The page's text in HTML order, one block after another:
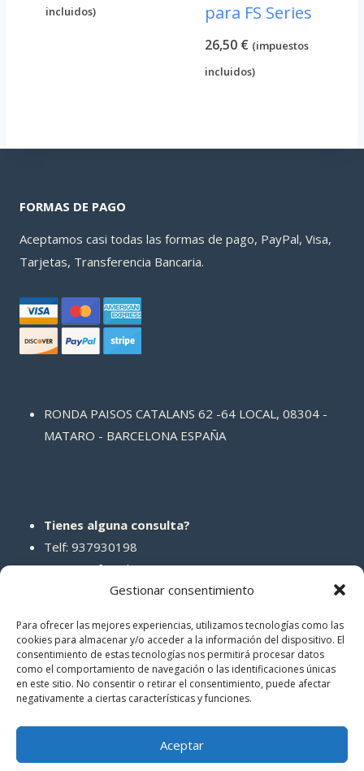
Gestionar consentimiento
Para ofrecer las mejores experiencias, utilizamos tecnologías como las
cookies para almacenar y/o acceder a la información del dispositivo. El
consentimiento de estas tecnologías nos permitirá procesar datos
como el comportamiento de navegación o las identificaciones únicas
en este sitio. No consentir o retirar el consentimiento, puede afectar
negativamente a ciertas características y funciones.
Aceptar
incluidos)
para FS Series
26,50 € (impuestos
incluidos)
FORMAS DE PAGO
Aceptamos casi todas las formas de pago, PayPal, Visa,
Tarjetas, Transferencia Bancaria.
RONDA PAISOS CATALANS 62 -64 LOCAL, 08304 -
MATARO - BARCELONA ESPAÑA
Tienes alguna consulta?
Telf: 937930198
Correo: info@abcreparaciones.com
REDES SOCIALES